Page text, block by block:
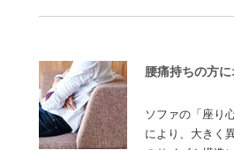
腰痛持ちの方
ソファの「座り
により、大きく